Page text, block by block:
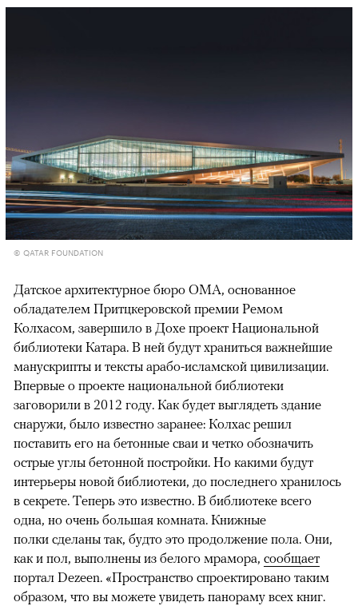
© QATAR FOUNDATION
Датское архитектурное бюро OMA, основанное
обладателем Притцкеровской премии Ремом
Колхасом, завершило в Дохе проект Национальной
библиотеки Катара. В ней будут храниться важнейшие
манускрипты и тексты арабо-исламской цивилизации.
Впервые о проекте национальной библиотеки
заговорили в 2012 году. Как будет выглядеть здание
снаружи, было известно заранее: Колхас решил
поставить его на бетонные сваи и четко обозначить
острые углы бетонной постройки. Но какими будут
интерьеры новой библиотеки, до последнего хранилось
в секрете. Теперь это известно. В библиотеке всего
одна, но очень большая комната. Книжные
полки сделаны так, будто это продолжение пола. Они,
как и пол, выполнены из белого мрамора, сообщает
портал Dezeen. «Пространство спроектировано таким
образом, что вы можете увидеть панораму всех книг.